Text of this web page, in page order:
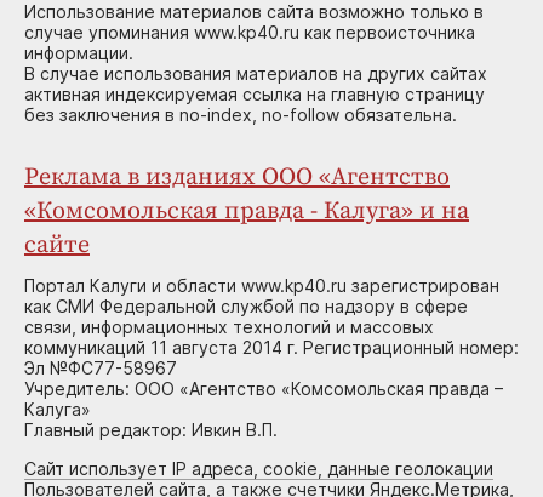
Использование материалов сайта возможно только в
случае упоминания www.kp40.ru как первоисточника
информации.
В случае использования материалов на других сайтах
активная индексируемая ссылка на главную страницу
без заключения в no-index, no-follow обязательна.
Реклама в изданиях ООО «Агентство
«Комсомольская правда - Калуга» и на
сайте
Портал Калуги и области www.kp40.ru зарегистрирован
как СМИ Федеральной службой по надзору в сфере
связи, информационных технологий и массовых
коммуникаций 11 августа 2014 г. Регистрационный номер:
Эл №ФС77-58967
Учредитель: ООО «Агентство «Комсомольская правда –
Калуга»
Главный редактор: Ивкин В.П.
Сайт использует IP адреса, cookie, данные геолокации
Пользователей сайта, а также счетчики Яндекс.Метрика,